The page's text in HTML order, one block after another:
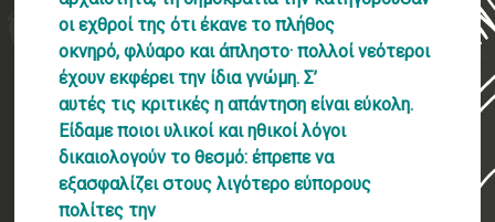
οι εχθροί της ότι έκανε το πλήθος
οκνηρό, φλύαρο και άπληστο· πολλοί νεότεροι
έχουν εκφέρει την ίδια γνώμη. Σ’
αυτές τις κριτικές η απάντηση είναι εύκολη.
Είδαμε ποιοι υλικοί και ηθικοί λόγοι
δικαιολογούν το θεσμό: έπρεπε να
εξασφαλίζει στους λιγότερο εύπορους
πολίτες την